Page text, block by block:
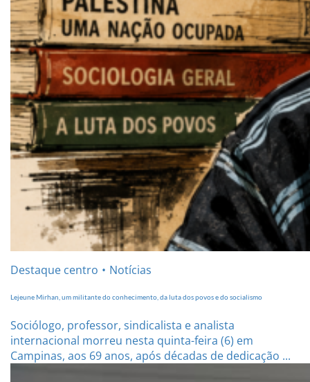
Destaque centro Notícias
Lejeune Mirhan, um militante do conhecimento, da luta dos povos e do socialismo
Sociólogo, professor, sindicalista e analista
internacional morreu nesta quinta-feira (6) em
Campinas, aos 69 anos, após décadas de dedicação ...